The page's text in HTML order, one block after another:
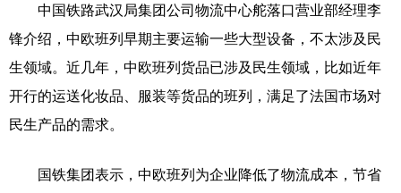
中国铁路武汉局集团公司物流中心舵落口营业部经理李
锋介绍，中欧班列早期主要运输一些大型设备，不太涉及民
生领域。近几年，中欧班列货品已涉及民生领域，比如近年
开行的运送化妆品、服装等货品的班列，满足了法国市场对
民生产品的需求。
国铁集团表示，中欧班列为企业降低了物流成本，节省